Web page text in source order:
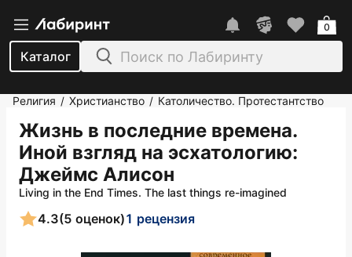
Каталог
0
Религия / Христианство / Католичество. Протестантство
Жизнь в последние времена.
Иной взгляд на эсхатологию:
Джеймс Алисон
Living in the End Times. The last things re-imagined
4.3(5 оценок)1 рецензия